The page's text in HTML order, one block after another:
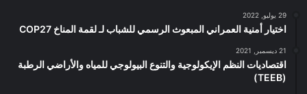
29 يوليو, 2022
اختيار أمنية العمراني المبعوث الرسمي للشباب لـ لقمة المناخ COP27
21 ديسمبر, 2021
اقتصاديات النظم الإيكولوجية والتنوع البيولوجي للمياه والأراضي الرطبة
(TEEB)